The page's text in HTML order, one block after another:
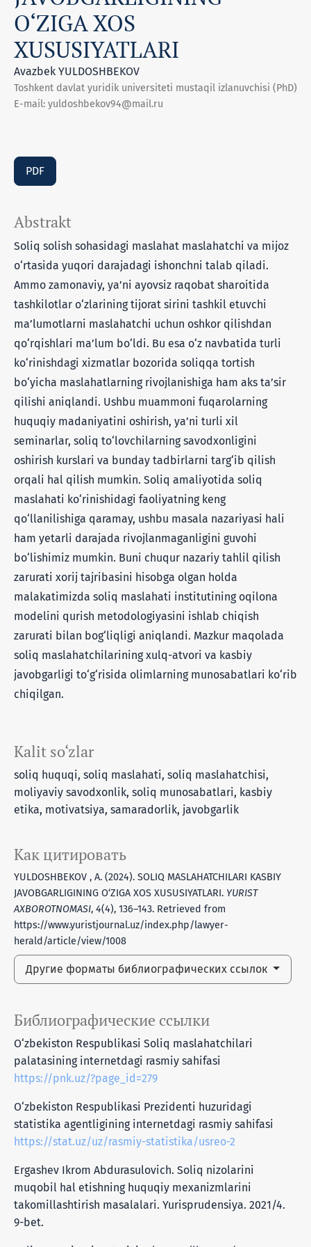
O‘ZIGA XOS
XUSUSIYATLARI
Avazbek YULDOSHBEKOV
Toshkent davlat yuridik universiteti mustaqil izlanuvchisi (PhD)
E-mail: yuldoshbekov94@mail.ru
PDF
Kalit so‘zlar
soliq huquqi, soliq maslahati, soliq maslahatchisi,
moliyaviy savodxonlik, soliq munosabatlari, kasbiy
etika, motivatsiya, samaradorlik, javobgarlik
Как цитировать
YULDOSHBEKOV , A. (2024). SOLIQ MASLAHATCHILARI KASBIY
JAVOBGARLIGINING O‘ZIGA XOS XUSUSIYATLARI. YURIST
AXBOROTNOMASI, 4(4), 136–143. Retrieved from
https://www.yuristjournal.uz/index.php/lawyer-
herald/article/view/1008
Другие форматы библиографических ссылок
Abstrakt
Soliq solish sohasidagi maslahat maslahatchi va mijoz
o‘rtasida yuqori darajadagi ishonchni talab qiladi.
Ammo zamonaviy, ya’ni ayovsiz raqobat sharoitida
tashkilotlar o‘zlarining tijorat sirini tashkil etuvchi
ma’lumotlarni maslahatchi uchun oshkor qilishdan
qo‘rqishlari ma’lum bo‘ldi. Bu esa o‘z navbatida turli
ko‘rinishdagi xizmatlar bozorida soliqqa tortish
bo‘yicha maslahatlarning rivojlanishiga ham aks ta’sir
qilishi aniqlandi. Ushbu muammoni fuqarolarning
huquqiy madaniyatini oshirish, ya’ni turli xil
seminarlar, soliq to‘lovchilarning savodxonligini
oshirish kurslari va bunday tadbirlarni targ‘ib qilish
orqali hal qilish mumkin. Soliq amaliyotida soliq
maslahati ko‘rinishidagi faoliyatning keng
qo‘llanilishiga qaramay, ushbu masala nazariyasi hali
ham yetarli darajada rivojlanmaganligini guvohi
bo‘lishimiz mumkin. Buni chuqur nazariy tahlil qilish
zarurati xorij tajribasini hisobga olgan holda
malakatimizda soliq maslahati institutining oqilona
modelini qurish metodologiyasini ishlab chiqish
zarurati bilan bog‘liqligi aniqlandi. Mazkur maqolada
soliq maslahatchilarining xulq-atvori va kasbiy
javobgarligi to‘g‘risida olimlarning munosabatlari ko‘rib
chiqilgan.
Библиографические ссылки
O‘zbekiston Respublikasi Soliq maslahatchilari
palatasining internetdagi rasmiy sahifasi
https://pnk.uz/?page_id=279
O‘zbekiston Respublikasi Prezidenti huzuridagi
statistika agentligining internetdagi rasmiy sahifasi
https://stat.uz/uz/rasmiy-statistika/usreo-2
Ergashev Ikrom Abdurasulovich. Soliq nizolarini
muqobil hal etishning huquqiy mexanizmlarini
takomillashtirish masalalari. Yurisprudensiya. 2021/4.
9-bet.